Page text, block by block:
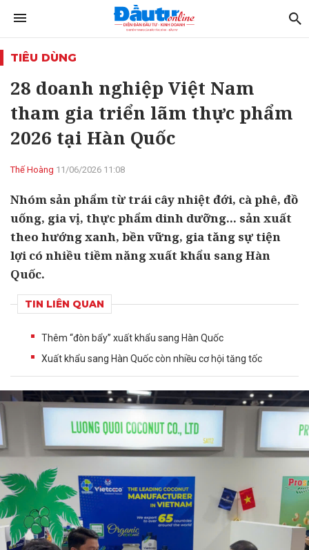
TIÊU DÙNG
28 doanh nghiệp Việt Nam
tham gia triển lãm thực phẩm
2026 tại Hàn Quốc
Thế Hoàng 11/06/2026 11:08
Nhóm sản phẩm từ trái cây nhiệt đới, cà phê, đồ
uống, gia vị, thực phẩm dinh dưỡng... sản xuất
theo hướng xanh, bền vững, gia tăng sự tiện
lợi có nhiều tiềm năng xuất khẩu sang Hàn
Quốc.
TIN LIÊN QUAN
Thêm “đòn bẩy” xuất khẩu sang Hàn Quốc
Xuất khẩu sang Hàn Quốc còn nhiều cơ hội tăng tốc